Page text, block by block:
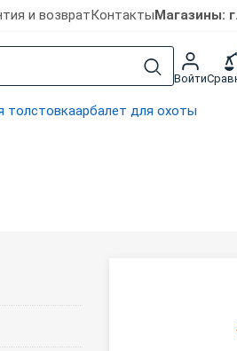
и возвратКонтактыМагазины:
Войти
толстовкаарбалет для охоты